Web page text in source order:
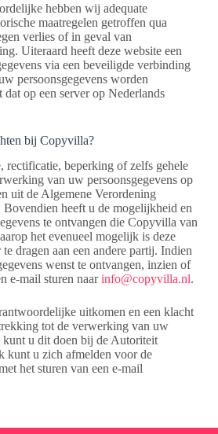
hebben wij adequate
maatregelen getroffen qua
verlies of in geval van
Uiteraard heeft deze website een
via een beveiligde verbinding
persoonsgegevens worden
dat op een server op Nederlands
bij Copyvilla?
rectificatie, beperking of zelfs gehele
van uw persoonsgegevens op
uit de Algemene Verordening
Bovendien heeft u de mogelijkheid en
te ontvangen die Copyvilla van
het evenueel mogelijk is deze
dragen aan een andere partij. Indien
wenst te ontvangen, inzien of
e-mail sturen naarinfo@copyvilla.nl.
uitkomen en een klacht
tot de verwerking van uw
kunt u dit doen bij de Autoriteit
kunt u zich afmelden voor de
het sturen van een e-mail